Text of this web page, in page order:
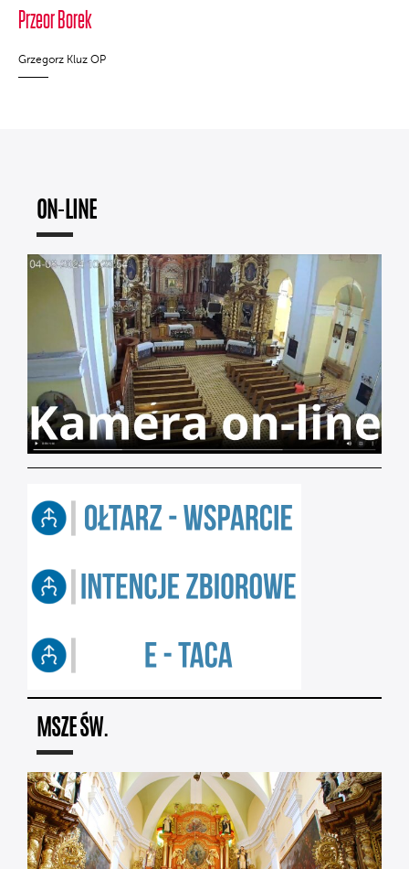
Przeor Borek
Grzegorz Kluz OP
ON-LINE
MSZE ŚW.